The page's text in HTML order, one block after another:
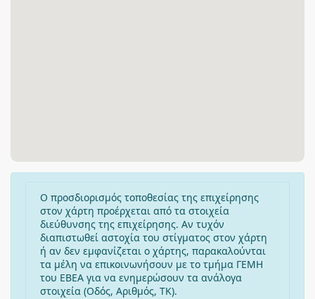
Ο προσδιορισμός τοποθεσίας της επιχείρησης
στον χάρτη προέρχεται από τα στοιχεία
διεύθυνσης της επιχείρησης. Αν τυχόν
διαπιστωθεί αστοχία του στίγματος στον χάρτη
ή αν δεν εμφανίζεται ο χάρτης, παρακαλούνται
τα μέλη να επικοινωνήσουν με το τμήμα ΓΕΜΗ
του ΕΒΕΑ για να ενημερώσουν τα ανάλογα
στοιχεία (Οδός, Αριθμός, ΤΚ).